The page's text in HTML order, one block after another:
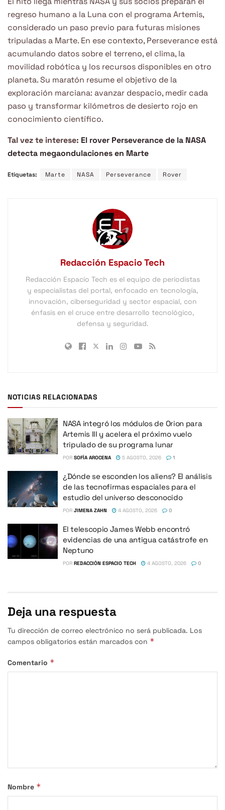
regreso humano a la Luna con el programa Artemis,
considerado un paso previo para futuras misiones
tripuladas a Marte. En ese contexto, Perseverance está
acumulando datos sobre el terreno, el clima, la
movilidad robótica y los recursos disponibles en otro
planeta. Su maratón resume el objetivo de la
exploración marciana: avanzar despacio, medir cada
paso y transformar kilómetros de desierto rojo en
conocimiento científico.
Tal vez te interese: El rover Perseverance de la NASA
detecta megaondulaciones en Marte
Etiquetas: Marte NASA Perseverance Rover
Redacción Espacio Tech
Redacción Espacio Tech es el equipo de periodistas
y especialistas del portal, enfocado en tecnología,
innovación, ciberseguridad y sector espacial, con
énfasis en el cruce entre desarrollo tecnológico,
defensa y seguridad.
NOTICIAS RELACIONADAS
NASA integró los módulos de Orion para
Artemis III y acelera el próximo vuelo
tripulado de su programa lunar
POR SOFÍA AROCENA 5 AGOSTO, 2026 1
¿Dónde se esconden los aliens? El análisis
de las tecnofirmas espaciales para el
estudio del universo desconocido
POR JIMENA ZAHN 4 AGOSTO, 2026 0
El telescopio James Webb encontró
evidencias de una antigua catástrofe en
Neptuno
POR REDACCIÓN ESPACIO TECH 4 AGOSTO, 2026 0
Deja una respuesta
Tu dirección de correo electrónico no será publicada. Los
campos obligatorios están marcados con *
Comentario *
Nombre *